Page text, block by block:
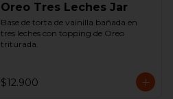
Oreo Tres Leches Jar
Base de torta de vainilla bañada en
tres leches con topping de Oreo
triturada.
$12.900